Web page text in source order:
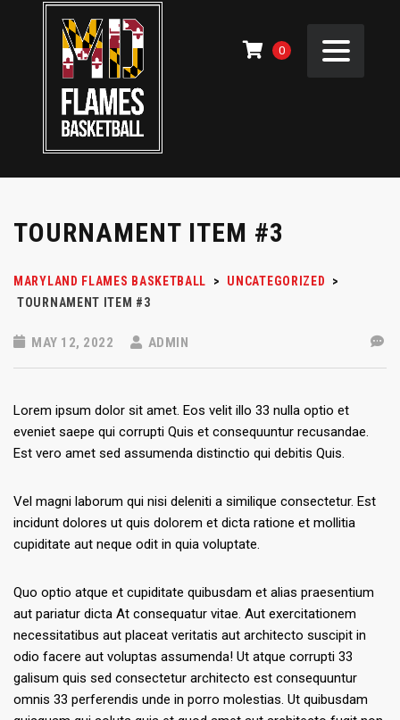
0
TOURNAMENT ITEM #3
MARYLAND FLAMES BASKETBALL > UNCATEGORIZED
>
TOURNAMENT ITEM #3
MAY 12, 2022 ADMIN
Lorem ipsum dolor sit amet. Eos velit illo 33 nulla optio et
eveniet saepe qui corrupti Quis et consequuntur recusandae.
Est vero amet sed assumenda distinctio qui debitis Quis.
Vel magni laborum qui nisi deleniti a similique consectetur. Est
incidunt dolores ut quis dolorem et dicta ratione et mollitia
cupiditate aut neque odit in quia voluptate.
Quo optio atque et cupiditate quibusdam et alias praesentium
aut pariatur dicta At consequatur vitae. Aut exercitationem
necessitatibus aut placeat veritatis aut architecto suscipit in
odio facere aut voluptas assumenda! Ut atque corrupti 33
galisum quis sed consectetur architecto est consequuntur
omnis 33 perferendis unde in porro molestias. Ut quibusdam